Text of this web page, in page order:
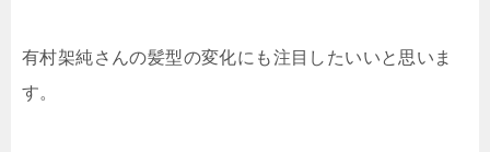
有村架純さんの髪型の変化にも注目したいいと思いま
す。